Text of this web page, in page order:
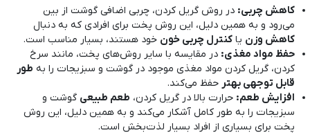
کاهش چربی: در روش گریل کردن، چربی اضافی گوشت از بین
می‌رود و به همین دلیل، این روش پخت برای افرادی که به دنبال
کاهش وزن یاکنترل چربی خون خود هستند، بسیار مناسب است.
حفظ مواد مغذی: در مقایسه با سایر روش‌های پخت، مانند سرخ
کردن، گریل کردن مواد مغذی موجود در گوشت و سبزیجات را به طور
قابل توجهی بهتر حفظ می‌کند.
افزایش طعم: حرارت بالا در گریل کردن، طعم طبیعی گوشت و
سبزیجات را به طور کامل آشکار می‌کند و به همین دلیل، این روش
پخت برای بسیاری از افراد بسیار لذت‌بخش است.